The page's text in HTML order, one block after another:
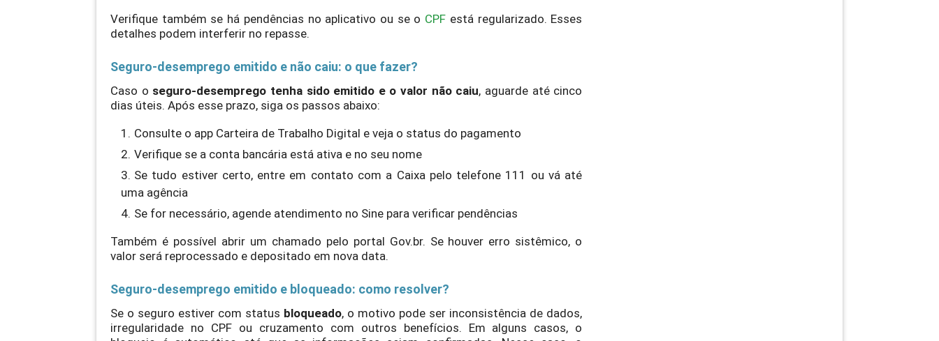
Verifique também se há pendências no aplicativo ou se o CPF está regularizado. Esses
detalhes podem interferir no repasse.
Seguro-desemprego emitido e não caiu: o que fazer?
Caso o seguro-desemprego tenha sido emitido e o valor não caiu, aguarde até cinco
dias úteis. Após esse prazo, siga os passos abaixo:
Consulte o app Carteira de Trabalho Digital e veja o status do pagamento
Verifique se a conta bancária está ativa e no seu nome
Se tudo estiver certo, entre em contato com a Caixa pelo telefone 111 ou vá até
uma agência
Se for necessário, agende atendimento no Sine para verificar pendências
Também é possível abrir um chamado pelo portal Gov.br. Se houver erro sistêmico, o
valor será reprocessado e depositado em nova data.
Seguro-desemprego emitido e bloqueado: como resolver?
Se o seguro estiver com status bloqueado, o motivo pode ser inconsistência de dados,
irregularidade no CPF ou cruzamento com outros benefícios. Em alguns casos, o